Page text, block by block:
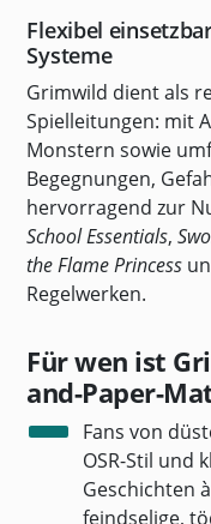
Flexibel
Systeme
Grimwild dient als
Spielleitungen: mit
Monstern sowie
Begegnungen,
hervorragend zur
School Essentials,
the Flame Princess
Regelwerken.
Für wen ist
and-Paper-
Fans von
OSR-Stil und
Geschichten
feindselige,